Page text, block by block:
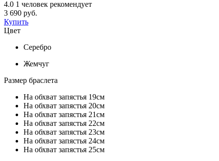
4.0 1 человек рекомендует
3 690 руб.
Купить
Цвет
Серебро
Жемчуг
Размер браслета
На обхват запястья 19см
На обхват запястья 20см
На обхват запястья 21см
На обхват запястья 22см
На обхват запястья 23см
На обхват запястья 24см
На обхват запястья 25см